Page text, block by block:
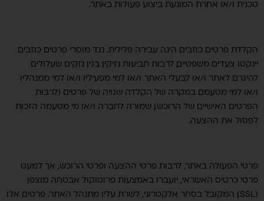
טכנית ו/או אחרת המונעת ביצוע פעולות באתר.
הקלדת פרטים כוזבים הינה עבירה פלילית. נגד מוסרי פרטים כוזבים
יינקטו צעדים משפטיים, לרבות תביעות נזיקין בגין נזקים שעלולים
להיגרם לאתר ו/או לבעלי האתר ו/או למי מפעיליו ו/או למי ממנהליו
ו/או למי מטעמם. במקרה של הקלדה שגויה של פרטים (לרבות
הפרטים האישיים של הרוכש), שמורה לחברה ו/או מי מטעמה הזכות
לפסול את ההצעה.
פרטי הפעולה באתר, לרבות פרטי ההצעה ופרטי הרוכש, אך למעט
פרטי כרטיס האשראי, יועברו באמצעות פרוטוקול אבטחה מוצפן
(SSL), המקובל בסחר אלקטרוני, לשרת עליו מתנהל האתר. פרטים אלו